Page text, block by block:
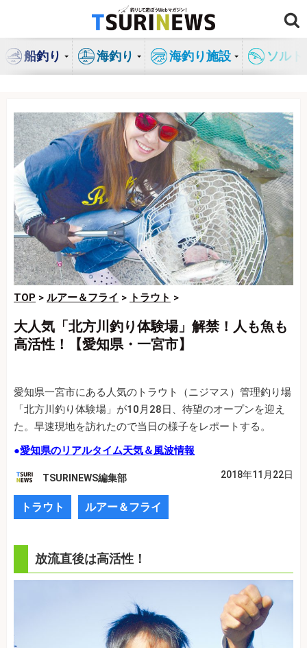
ン
船釣り 海釣り 海釣り施設 ソル
TOP > ルアー＆フライ > トラウト >
大人気「北方川釣り体験場」解禁！人も魚も
高活性！【愛知県・一宮市】
愛知県一宮市にある人気のトラウト（ニジマス）管理釣り場
「北方川釣り体験場」が10月28日、待望のオープンを迎え
た。早速現地を訪れたので当日の様子をレポートする。
●愛知県のリアルタイム天気＆風波情報
TSURINEWS編集部 2018年11月22日
トラウト ルアー＆フライ
放流直後は高活性！